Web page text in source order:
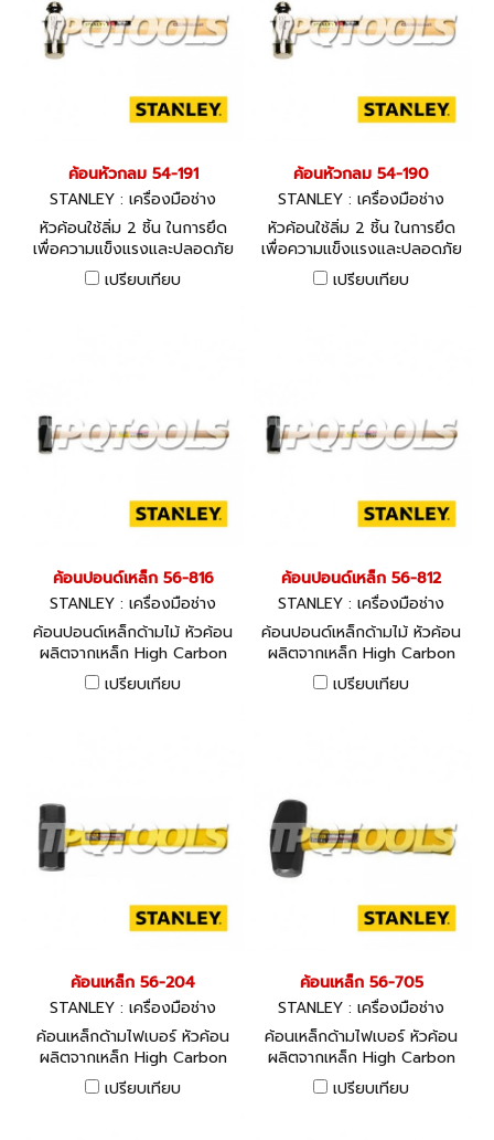
ค้อนหัวกลม 54-191
STANLEY : เครื่องมือช่าง
หัวค้อนใช้ลิ่ม 2 ชิ้น ในการยึด
เพื่อความแข็งแรงและปลอดภัย
ขนาด 16 ออนซ์
เปรียบเทียบ
ค้อนหัวกลม 54-190
STANLEY : เครื่องมือช่าง
หัวค้อนใช้ลิ่ม 2 ชิ้น ในการยึด
เพื่อความแข็งแรงและปลอดภัย
ขนาด 12 ออนซ์
เปรียบเทียบ
ค้อนปอนด์เหล็ก 56-816
STANLEY : เครื่องมือช่าง
ค้อนปอนด์เหล็กด้ามไม้ หัวค้อน
ผลิตจากเหล็ก High Carbon
Steel หัวขนาด 16 ปอนด์
เปรียบเทียบ
ค้อนปอนด์เหล็ก 56-812
STANLEY : เครื่องมือช่าง
ค้อนปอนด์เหล็กด้ามไม้ หัวค้อน
ผลิตจากเหล็ก High Carbon
Steel หัวขนาด 12 ปอนด์
เปรียบเทียบ
ค้อนเหล็ก 56-204
STANLEY : เครื่องมือช่าง
ค้อนเหล็กด้ามไฟเบอร์ หัวค้อน
ผลิตจากเหล็ก High Carbon
Steel ขนาด 355 มม.
เปรียบเทียบ
ค้อนเหล็ก 56-705
STANLEY : เครื่องมือช่าง
ค้อนเหล็กด้ามไฟเบอร์ หัวค้อน
ผลิตจากเหล็ก High Carbon
Steel ขนา 275 มม.
เปรียบเทียบ